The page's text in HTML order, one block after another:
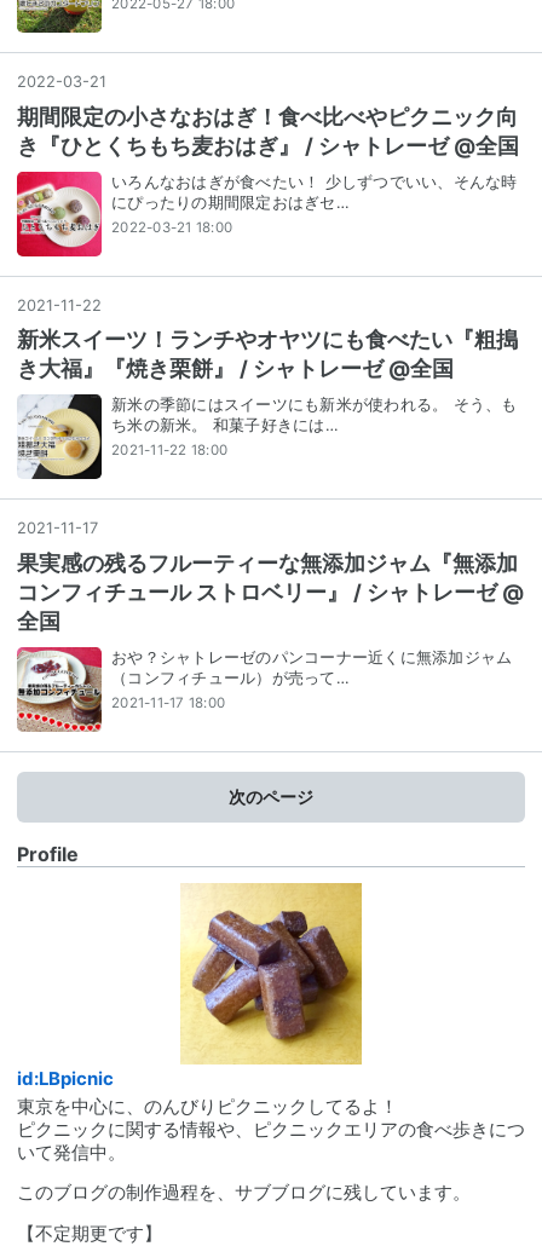
2022-05-27 18:00
2022-03-21
期間限定の小さなおはぎ！食べ比べやピクニック向
き『ひとくちもち麦おはぎ』 / シャトレーゼ @全国
いろんなおはぎが食べたい！ 少しずつでいい、そんな時
にぴったりの期間限定おはぎセ…
2022-03-21 18:00
2021-11-22
新米スイーツ！ランチやオヤツにも食べたい『粗搗
き大福』『焼き栗餅』 / シャトレーゼ @全国
新米の季節にはスイーツにも新米が使われる。 そう、も
ち米の新米。 和菓子好きには…
2021-11-22 18:00
2021 -11 -17
果実感の残るフルーティーな無添加ジャム『無添加
コンフィチュール ストロベリー』 / シャトレーゼ @
全国
おや？シャトレーゼのパンコーナー近くに無添加ジャム
（コンフィチュール）が売って…
2021-11-17 18:00
次のページ
Profile
id:LBpicnic
東京を中心に、のんびりピクニックしてるよ！
ピクニックに関する情報や、ピクニックエリアの食べ歩きにつ
いて発信中。
このブログの制作過程を、サブブログに残しています。
【不定期更です】